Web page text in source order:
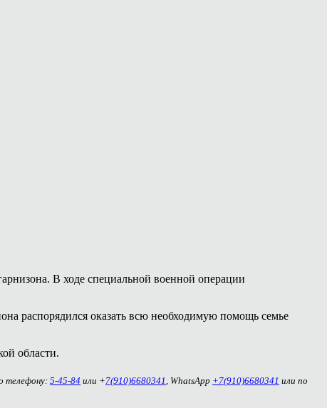
В ходе специальной военной операции
распорядился оказать всю необходимую помощь семье
области.
телефону: 5-45-84 или +7(910)6680341 , WhatsApp +7(910)6680341 или по